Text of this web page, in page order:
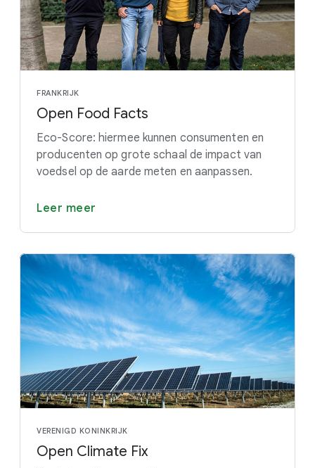
FRANKRIJK
Open Food Facts
Eco-Score: hiermee kunnen consumenten en
producenten op grote schaal de impact van
voedsel op de aarde meten en aanpassen.
Leer meer
VERENIGD KONINKRIJK
Open Climate Fix